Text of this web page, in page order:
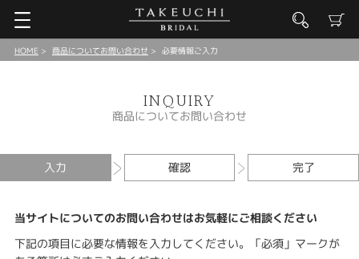
HOME 商品についてお問い合わせ 必要情報ご入力
INQUIRY
商品についてお問い合わせ
入力 確認 完了
当サイトについてのお問い合わせはお気軽にご相談ください
下記の項目に必要な情報を入力してください。「必須」マークが